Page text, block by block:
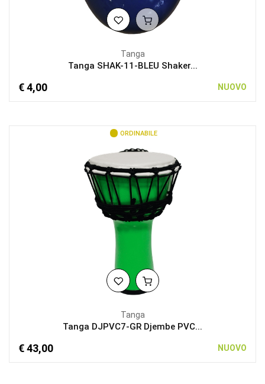
Tanga
Tanga SHAK-11-BLEU Shaker...
€ 4,00 NUOVO
ORDINABILE
Tanga
Tanga DJPVC7-GR Djembe PVC...
€ 43,00 NUOVO